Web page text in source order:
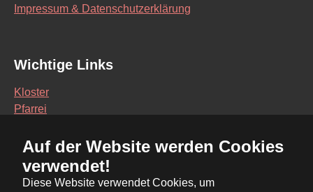
Auf der Website werden Cookies
verwendet!
Diese Website verwendet Cookies, um
Impressum & Datenschutzerklärung
Wichtige Links
Kloster
Pfarrei
Vereine
Interaktive Karte